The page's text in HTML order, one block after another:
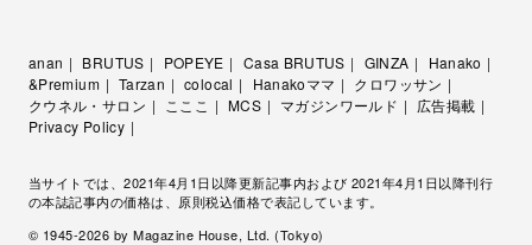
anan BRUTUS POPEYE Casa BRUTUS GINZA
Hanako
&Premium
Tarzan colocal Hanakoママ
クロワッサン
クウネル・サロン
こここ MCS マガジンワールド
広告掲載
Privacy Policy
当サイトでは、2021年4月1日以降更新記事内および 2021年4月1日以降刊行
の本誌記事内の価格は、原則税込価格で表記しています。
© 1945-2026 by Magazine House, Ltd. (Tokyo)